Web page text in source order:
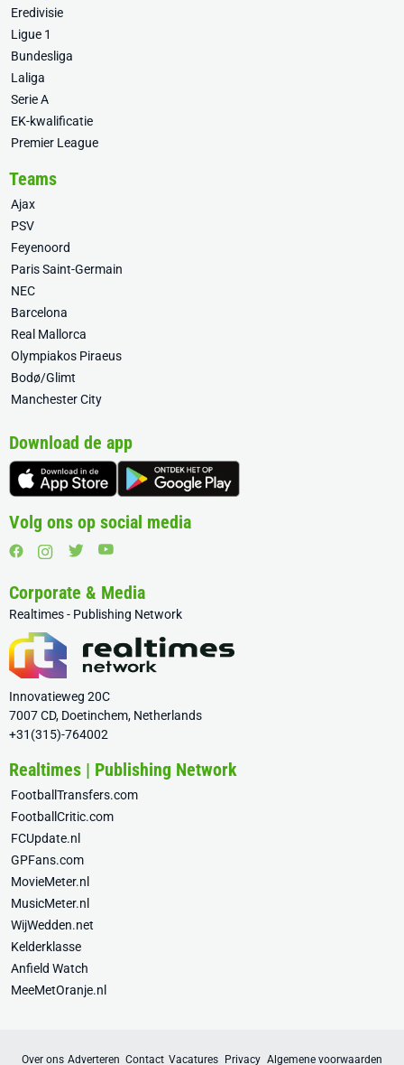
Eredivisie
Ligue 1
Bundesliga
Laliga
Serie A
EK-kwalificatie
Premier League
Teams
Ajax
PSV
Feyenoord
Paris Saint-Germain
NEC
Barcelona
Real Mallorca
Olympiakos Piraeus
Bodø/Glimt
Manchester City
Download de app
Volg ons op social media
Corporate & Media
Realtimes - Publishing Network
Innovatieweg 20C
7007 CD, Doetinchem, Netherlands
+31(315)-764002
Realtimes | Publishing Network
FootballTransfers.com
FootballCritic.com
FCUpdate.nl
GPFans.com
MovieMeter.nl
MusicMeter.nl
WijWedden.net
Kelderklasse
Anfield Watch
MeeMetOranje.nl
Over ons Adverteren Contact Vacatures Privacy Algemene voorwaarden